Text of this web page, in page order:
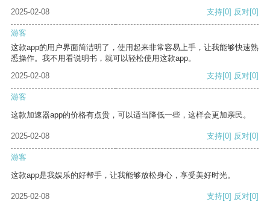
2025-02-08
支持[0] 反对[0]
游客
这款app的用户界面简洁明了，使用起来非常容易上手，让我能够快速熟
悉操作。我不用看说明书，就可以轻松使用这款app。
2025-02-08
支持[0] 反对[0]
游客
这款加速器app的价格有点贵，可以适当降低一些，这样会更加亲民。
2025-02-08 支持[0] 反对[0]
游客
这款app是我娱乐的好帮手，让我能够放松身心，享受美好时光。
2025-02-08 支持[0] 反对[0]